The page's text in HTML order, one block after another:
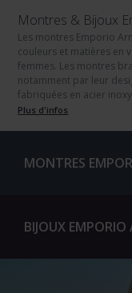
Montres & Bijoux
Les montres Emporio
couleurs et matières en
femmes. Les montres
notamment par leur
fabriquées en acier
Plus d'infos
MONTRES
BIJOUX